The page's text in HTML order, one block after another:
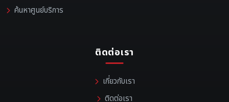
ค้นหาศูนย์บริการ
ติดต่อเรา
เกี่ยวกับเรา
ติดต่อเรา